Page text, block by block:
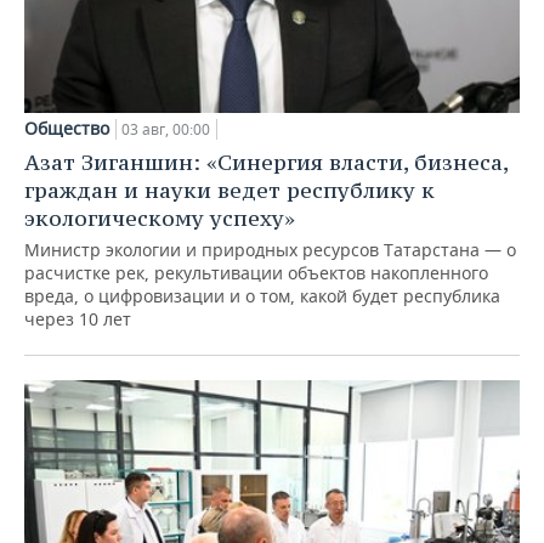
Общество 03 авг, 00:00
Азат Зиганшин: «Синергия власти, бизнеса,
граждан и науки ведет республику к
экологическому успеху»
Министр экологии и природных ресурсов Татарстана — о
расчистке рек, рекультивации объектов накопленного
вреда, о цифровизации и о том, какой будет республика
через 10 лет